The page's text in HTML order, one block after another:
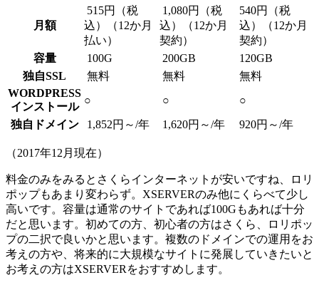
月額
515円（税
込）（12か月
払い）
1,080円（税
込）（12か月
契約）
540円（税
込）（12か月
契約）
容量
100G 200GB
120GB
独自SSL
無料 無料
無料
WORDPRESS
インストール
○ ○
○
独自ドメイン
1,852円～/年 1,620円～/年 920円～/年
（2017年12月現在）
料金のみをみるとさくらインターネットが安いですね、ロリ
ポップもあまり変わらず。XSERVERのみ他にくらべて少し
高いです。容量は通常のサイトであれば100Gもあれば十分
だと思います。初めての方、初心者の方はさくら、ロリポッ
プの二択で良いかと思います。複数のドメインでの運用をお
考えの方や、将来的に大規模なサイトに発展していきたいと
お考えの方はXSERVERをおすすめします。